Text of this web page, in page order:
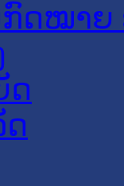
ດໝາຍ
ດ